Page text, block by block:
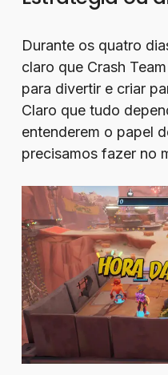
Durante os quatro
claro que Crash
para divertir e criar
Claro que tudo
entenderem o papel
precisamos fazer no